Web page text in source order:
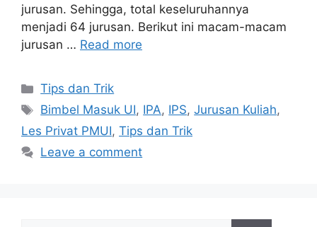
jurusan. Sehingga, total keseluruhannya
menjadi 64 jurusan. Berikut ini macam-macam
jurusan … Read more
Tips dan Trik
Bimbel Masuk UI, IPA, IPS,Jurusan Kuliah,
Les Privat PMUI, Tips dan Trik
Leave a comment